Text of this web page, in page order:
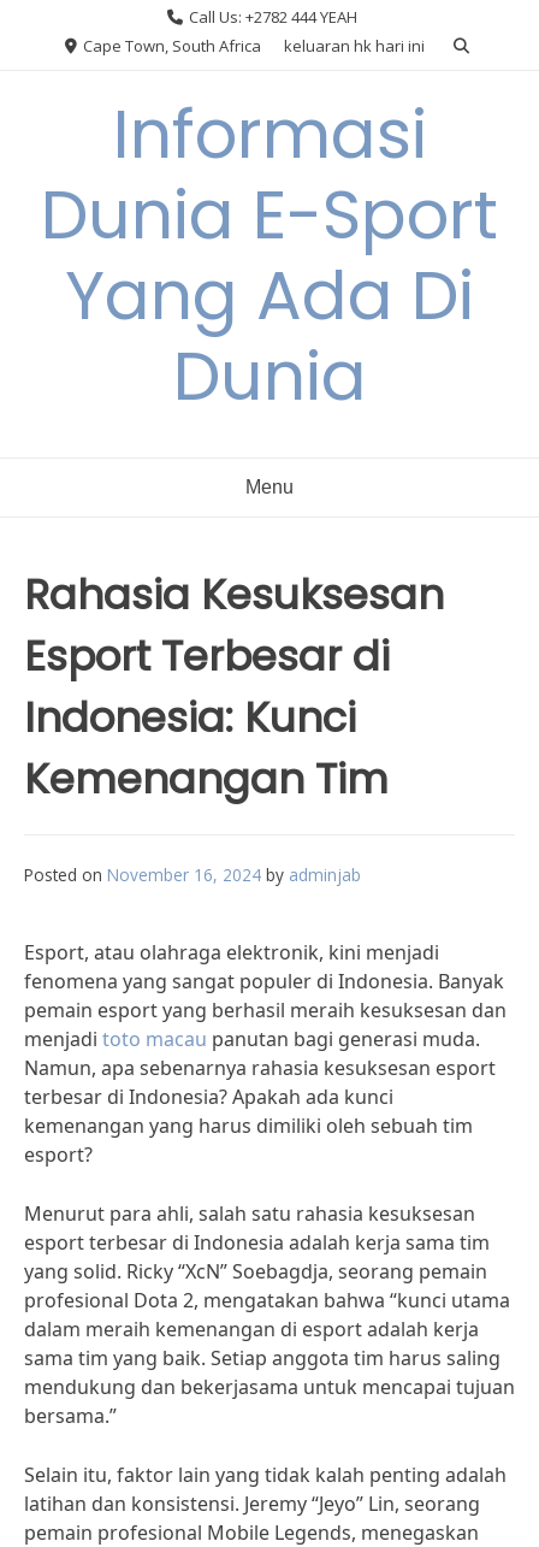
Call Us: +2782 444 YEAH
Cape Town, South Africa
keluaran hk hari ini
Informasi
Dunia E-Sport
Yang Ada Di
Dunia
Menu
Rahasia Kesuksesan
Esport Terbesar di
Indonesia: Kunci
Kemenangan Tim
Posted on November 16, 2024 by adminjab
Esport, atau olahraga elektronik, kini menjadi
fenomena yang sangat populer di Indonesia. Banyak
pemain esport yang berhasil meraih kesuksesan dan
menjadi toto macau panutan bagi generasi muda.
Namun, apa sebenarnya rahasia kesuksesan esport
terbesar di Indonesia? Apakah ada kunci
kemenangan yang harus dimiliki oleh sebuah tim
esport?
Menurut para ahli, salah satu rahasia kesuksesan
esport terbesar di Indonesia adalah kerja sama tim
yang solid. Ricky “XcN” Soebagdja, seorang pemain
profesional Dota 2, mengatakan bahwa “kunci utama
dalam meraih kemenangan di esport adalah kerja
sama tim yang baik. Setiap anggota tim harus saling
mendukung dan bekerjasama untuk mencapai tujuan
bersama.”
Selain itu, faktor lain yang tidak kalah penting adalah
latihan dan konsistensi. Jeremy “Jeyo” Lin, seorang
pemain profesional Mobile Legends, menegaskan